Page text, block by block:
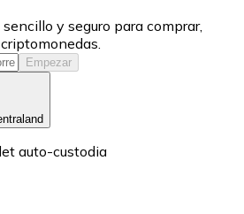
y seguro para comprar,
Empezar
auto-custodia